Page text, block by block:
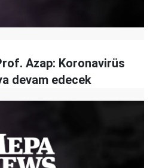
Azap: Koronavirüs
devam edecek